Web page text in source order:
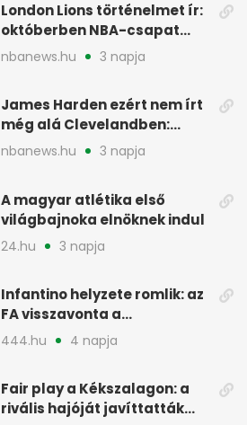
London Lions történelmet ír:
októberben NBA-csapat
ellen lép pályára
nbanews.hu 3 napja
James Harden ezért nem írt
még alá Clevelandben:
pénzügyi okok
nbanews.hu 3 napja
A magyar atlétika első
világbajnoka elnöknek indul
24.hu 3 napja
Infantino helyzete romlik: az
FA visszavonta a
támogatását, jöhet a
444.hu 4 napja
Fair play a Kékszalagon: a
rivális hajóját javíttatták